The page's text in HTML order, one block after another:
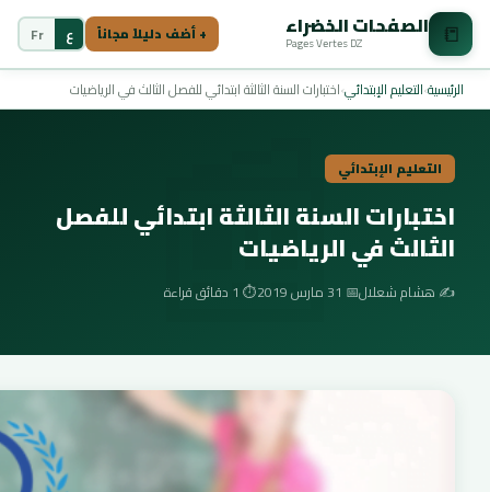
📒 الصفحات الخضراء
Pages Vertes DZ + أضف دليلاً مجاناً ع Fr
الرئيسية›التعليم الإبتدائي›اختبارات السنة الثالثة ابتدائي للفصل الثالث في الرياضيات
📰التعليم الإبتدائي
اختبارات السنة الثالثة ابتدائي للفصل
الثالث في الرياضيات
✍️ هشام شعلال📅 31 مارس 2019 ⏱️ 1 دقائق قراءة